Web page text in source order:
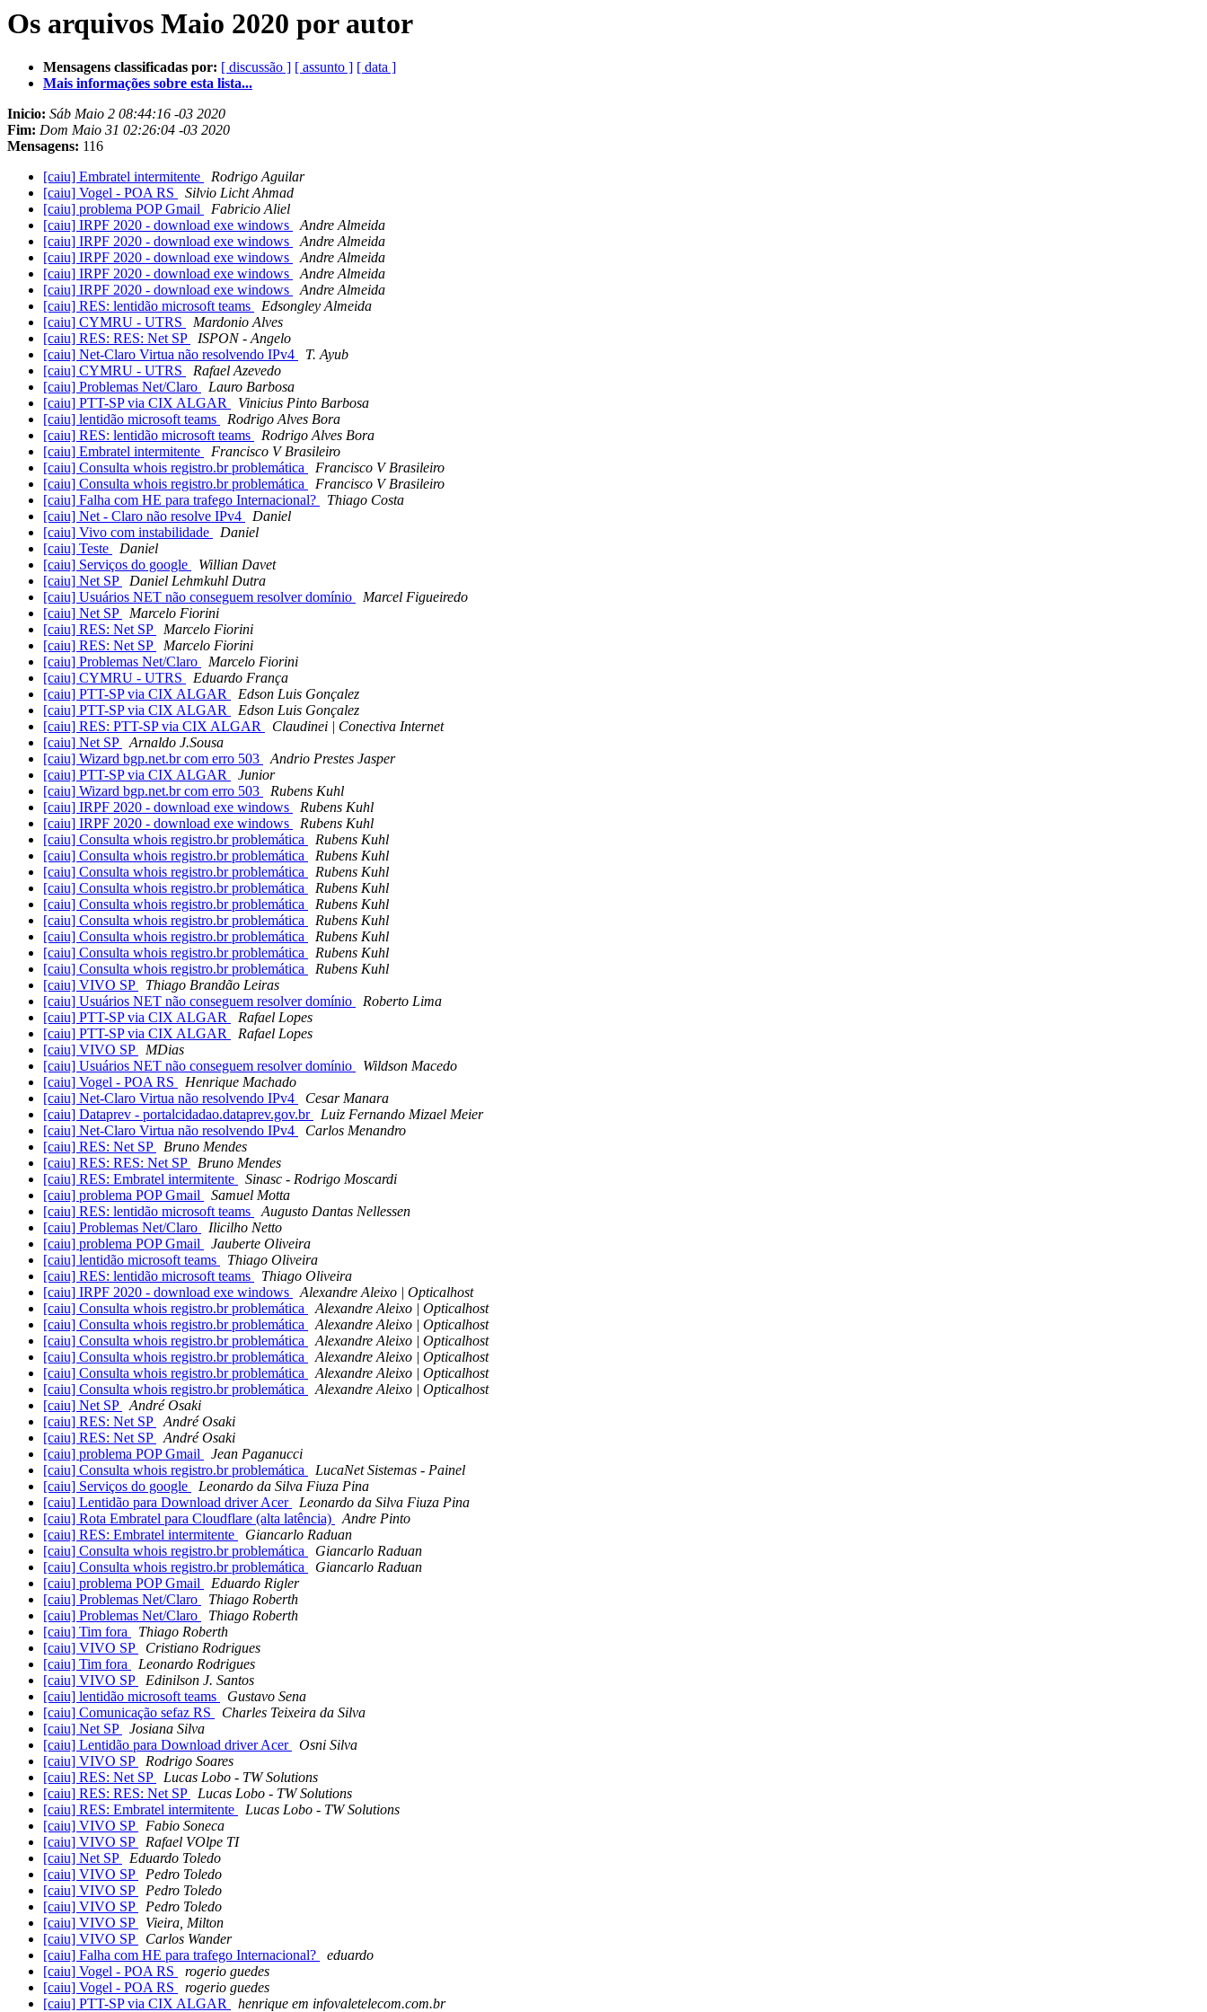
Os arquivos Maio 2020 por autor
Mensagens classificadas por: [ discussão ] [ assunto ] [ data ]
Mais informações sobre esta lista...
Inicio: Sáb Maio 2 08:44:16 -03 2020
Fim: Dom Maio 31 02:26:04 -03 2020
Mensagens: 116
[caiu] Embratel intermitente
Rodrigo Aguilar
[caiu] Vogel - POA RS
Silvio Licht Ahmad
[caiu] problema POP Gmail
Fabricio Aliel
[caiu] IRPF 2020 - download exe windows
Andre Almeida
[caiu] IRPF 2020 - download exe windows
Andre Almeida
[caiu] IRPF 2020 - download exe windows
Andre Almeida
[caiu] IRPF 2020 - download exe windows
Andre Almeida
[caiu] IRPF 2020 - download exe windows
Andre Almeida
[caiu] RES: lentidão microsoft teams
Edsongley Almeida
[caiu] CYMRU - UTRS
Mardonio Alves
[caiu] RES: RES: Net SP
ISPON - Angelo
[caiu] Net-Claro Virtua não resolvendo IPv4
T. Ayub
[caiu] CYMRU - UTRS
Rafael Azevedo
[caiu] Problemas Net/Claro
Lauro Barbosa
[caiu] PTT-SP via CIX ALGAR
Vinicius Pinto Barbosa
[caiu] lentidão microsoft teams
Rodrigo Alves Bora
[caiu] RES: lentidão microsoft teams
Rodrigo Alves Bora
[caiu] Embratel intermitente
Francisco V Brasileiro
[caiu] Consulta whois registro.br problemática
Francisco V Brasileiro
[caiu] Consulta whois registro.br problemática
Francisco V Brasileiro
[caiu] Falha com HE para trafego Internacional?
Thiago Costa
[caiu] Net - Claro não resolve IPv4
Daniel
[caiu] Vivo com instabilidade
Daniel
[caiu] Teste
Daniel
[caiu] Serviços do google
Willian Davet
[caiu] Net SP
Daniel Lehmkuhl Dutra
[caiu] Usuários NET não conseguem resolver domínio
Marcel Figueiredo
[caiu] Net SP
Marcelo Fiorini
[caiu] RES: Net SP
Marcelo Fiorini
[caiu] RES: Net SP
Marcelo Fiorini
[caiu] Problemas Net/Claro
Marcelo Fiorini
[caiu] CYMRU - UTRS
Eduardo França
[caiu] PTT-SP via CIX ALGAR
Edson Luis Gonçalez
[caiu] PTT-SP via CIX ALGAR
Edson Luis Gonçalez
[caiu] RES: PTT-SP via CIX ALGAR
Claudinei | Conectiva Internet
[caiu] Net SP
Arnaldo J.Sousa
[caiu] Wizard bgp.net.br com erro 503
Andrio Prestes Jasper
[caiu] PTT-SP via CIX ALGAR
Junior
[caiu] Wizard bgp.net.br com erro 503
Rubens Kuhl
[caiu] IRPF 2020 - download exe windows
Rubens Kuhl
[caiu] IRPF 2020 - download exe windows
Rubens Kuhl
[caiu] Consulta whois registro.br problemática
Rubens Kuhl
[caiu] Consulta whois registro.br problemática
Rubens Kuhl
[caiu] Consulta whois registro.br problemática
Rubens Kuhl
[caiu] Consulta whois registro.br problemática
Rubens Kuhl
[caiu] Consulta whois registro.br problemática
Rubens Kuhl
[caiu] Consulta whois registro.br problemática
Rubens Kuhl
[caiu] Consulta whois registro.br problemática
Rubens Kuhl
[caiu] Consulta whois registro.br problemática
Rubens Kuhl
[caiu] Consulta whois registro.br problemática
Rubens Kuhl
[caiu] VIVO SP
Thiago Brandão Leiras
[caiu] Usuários NET não conseguem resolver domínio
Roberto Lima
[caiu] PTT-SP via CIX ALGAR
Rafael Lopes
[caiu] PTT-SP via CIX ALGAR
Rafael Lopes
[caiu] VIVO SP
MDias
[caiu] Usuários NET não conseguem resolver domínio
Wildson Macedo
[caiu] Vogel - POA RS
Henrique Machado
[caiu] Net-Claro Virtua não resolvendo IPv4
Cesar Manara
[caiu] Dataprev - portalcidadao.dataprev.gov.br
Luiz Fernando Mizael Meier
[caiu] Net-Claro Virtua não resolvendo IPv4
Carlos Menandro
[caiu] RES: Net SP
Bruno Mendes
[caiu] RES: RES: Net SP
Bruno Mendes
[caiu] RES: Embratel intermitente
Sinasc - Rodrigo Moscardi
[caiu] problema POP Gmail
Samuel Motta
[caiu] RES: lentidão microsoft teams
Augusto Dantas Nellessen
[caiu] Problemas Net/Claro
Ilicilho Netto
[caiu] problema POP Gmail
Jauberte Oliveira
[caiu] lentidão microsoft teams
Thiago Oliveira
[caiu] RES: lentidão microsoft teams
Thiago Oliveira
[caiu] IRPF 2020 - download exe windows
Alexandre Aleixo | Opticalhost
[caiu] Consulta whois registro.br problemática
Alexandre Aleixo | Opticalhost
[caiu] Consulta whois registro.br problemática
Alexandre Aleixo | Opticalhost
[caiu] Consulta whois registro.br problemática
Alexandre Aleixo | Opticalhost
[caiu] Consulta whois registro.br problemática
Alexandre Aleixo | Opticalhost
[caiu] Consulta whois registro.br problemática
Alexandre Aleixo | Opticalhost
[caiu] Consulta whois registro.br problemática
Alexandre Aleixo | Opticalhost
[caiu] Net SP
André Osaki
[caiu] RES: Net SP
André Osaki
[caiu] RES: Net SP
André Osaki
[caiu] problema POP Gmail
Jean Paganucci
[caiu] Consulta whois registro.br problemática
LucaNet Sistemas - Painel
[caiu] Serviços do google
Leonardo da Silva Fiuza Pina
[caiu] Lentidão para Download driver Acer
Leonardo da Silva Fiuza Pina
[caiu] Rota Embratel para Cloudflare (alta latência)
Andre Pinto
[caiu] RES: Embratel intermitente
Giancarlo Raduan
[caiu] Consulta whois registro.br problemática
Giancarlo Raduan
[caiu] Consulta whois registro.br problemática
Giancarlo Raduan
[caiu] problema POP Gmail
Eduardo Rigler
[caiu] Problemas Net/Claro
Thiago Roberth
[caiu] Problemas Net/Claro
Thiago Roberth
[caiu] Tim fora
Thiago Roberth
[caiu] VIVO SP
Cristiano Rodrigues
[caiu] Tim fora
Leonardo Rodrigues
[caiu] VIVO SP
Edinilson J. Santos
[caiu] lentidão microsoft teams
Gustavo Sena
[caiu] Comunicação sefaz RS
Charles Teixeira da Silva
[caiu] Net SP
Josiana Silva
[caiu] Lentidão para Download driver Acer
Osni Silva
[caiu] VIVO SP
Rodrigo Soares
[caiu] RES: Net SP
Lucas Lobo - TW Solutions
[caiu] RES: RES: Net SP
Lucas Lobo - TW Solutions
[caiu] RES: Embratel intermitente
Lucas Lobo - TW Solutions
[caiu] VIVO SP
Fabio Soneca
[caiu] VIVO SP
Rafael VOlpe TI
[caiu] Net SP
Eduardo Toledo
[caiu] VIVO SP
Pedro Toledo
[caiu] VIVO SP
Pedro Toledo
[caiu] VIVO SP
Pedro Toledo
[caiu] VIVO SP
Vieira, Milton
[caiu] VIVO SP
Carlos Wander
[caiu] Falha com HE para trafego Internacional?
eduardo
[caiu] Vogel - POA RS
rogerio guedes
[caiu] Vogel - POA RS
rogerio guedes
[caiu] PTT-SP via CIX ALGAR
henrique em infovaletelecom.com.br